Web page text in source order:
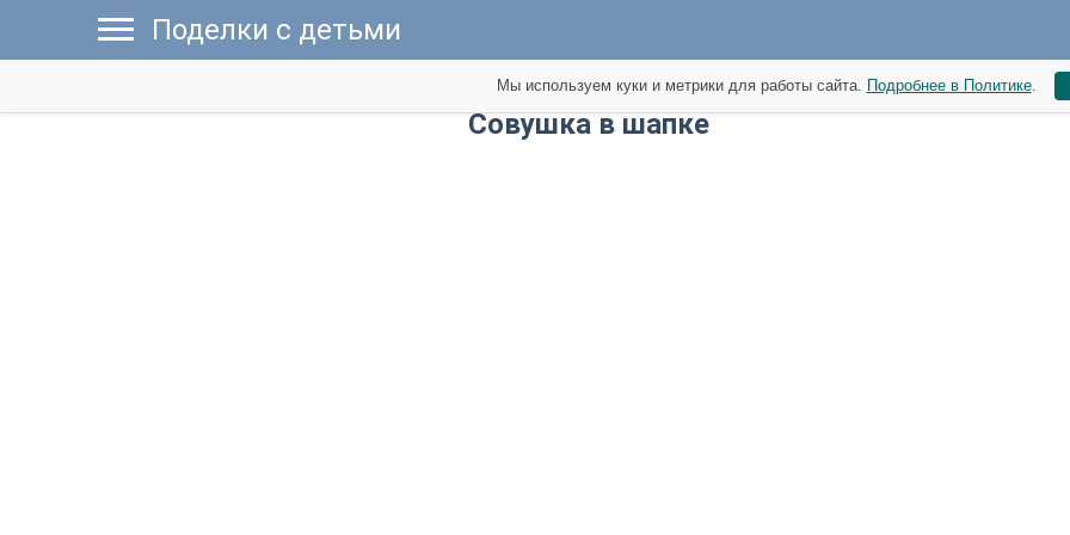
Поделки с детьми
Совушка в шапке
Мы используем куки и метрики для работы сайта. Подробнее в Политике.